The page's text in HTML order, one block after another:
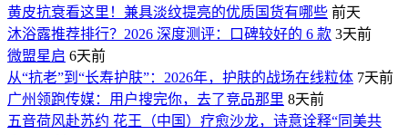
黄皮抗衰看这里！兼具淡纹提亮的优质国货有哪些 前天
沐浴露推荐排行？2026 深度测评：口碑较好的 6 款 3天前
微盟星启 6天前
从“抗老”到“长寿护肤”：2026年，护肤的战场在线粒体 7天前
广州领跑传媒：用户搜完你，去了竞品那里 8天前
五音荷风赴苏约 花王（中国）疗愈沙龙，诗意诠释“同美共